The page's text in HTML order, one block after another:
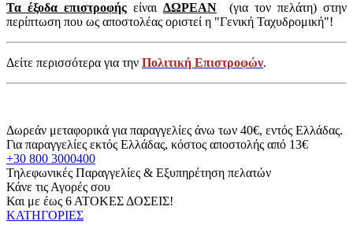
Τα έξοδα επιστροφής είναι ΔΩΡΕΑΝ (για τον πελάτη) στην
περίπτωση που ως αποστολέας οριστεί η "Γενική Ταχυδρομική"!
Δείτε περισσότερα για την Πολιτική Επιστροφών.
Δωρεάν μεταφορικά για παραγγελίες άνω των 40€, εντός Ελλάδας.
Για παραγγελίες εκτός Ελλάδας, κόστος αποστολής από 13€
+30 800 3000400
Τηλεφωνικές Παραγγελίες & Εξυπηρέτηση πελατών
Κάνε τις Αγορές σου
Και με έως 6 ΑΤΟΚΕΣ ΔΟΣΕΙΣ!
ΚΑΤΗΓΟΡΙΕΣ